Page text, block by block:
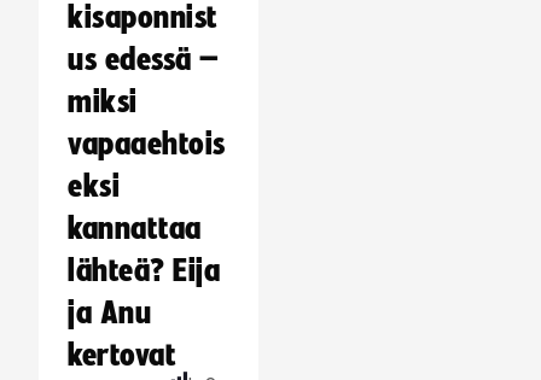
kisaponnist
us edessä –
miksi
vapaaehtois
eksi
kannattaa
lähteä? Eija
ja Anu
kertovat